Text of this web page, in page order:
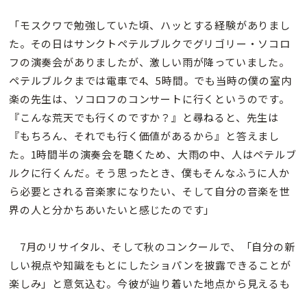
「モスクワで勉強していた頃、ハッとする経験がありまし
た。その日はサンクトペテルブルクでグリゴリー・ソコロ
フの演奏会がありましたが、激しい雨が降っていました。
ペテルブルクまでは電車で4、5時間。でも当時の僕の室内
楽の先生は、ソコロフのコンサートに行くというのです。
『こんな荒天でも行くのですか？』と尋ねると、先生は
『もちろん、それでも行く価値があるから』と答えまし
た。1時間半の演奏会を聴くため、大雨の中、人はペテルブ
ルクに行くんだ。そう思ったとき、僕もそんなふうに人か
ら必要とされる音楽家になりたい、そして自分の音楽を世
界の人と分かちあいたいと感じたのです」
7月のリサイタル、そして秋のコンクールで、「自分の新
しい視点や知識をもとにしたショパンを披露できることが
楽しみ」と意気込む。今彼が辿り着いた地点から見えるも